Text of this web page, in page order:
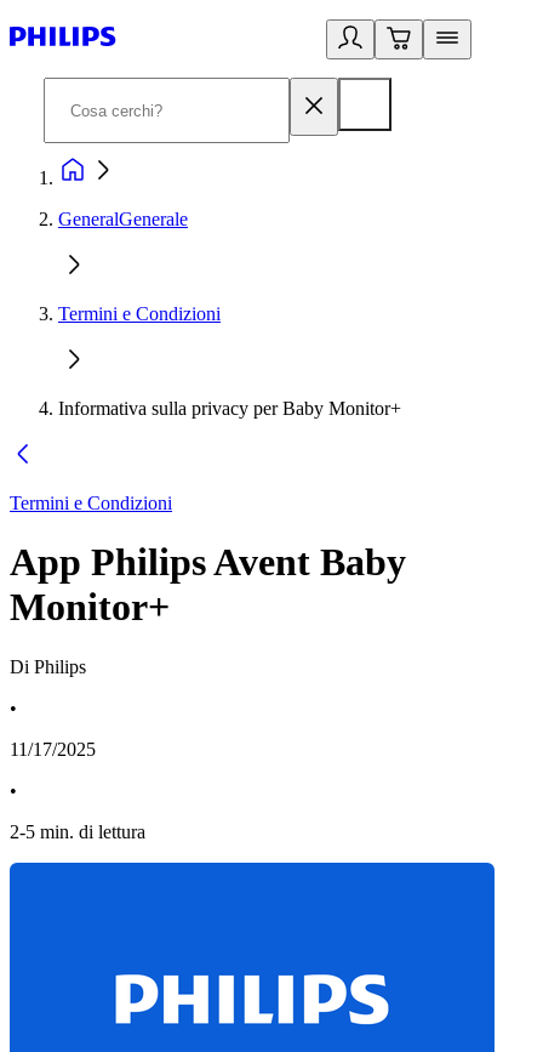
GeneralGenerale
Termini e Condizioni
Informativa sulla privacy per Baby Monitor+
Termini e Condizioni
App Philips Avent Baby
Monitor+
Di Philips
•
11/17/2025
•
2-5 min. di lettura